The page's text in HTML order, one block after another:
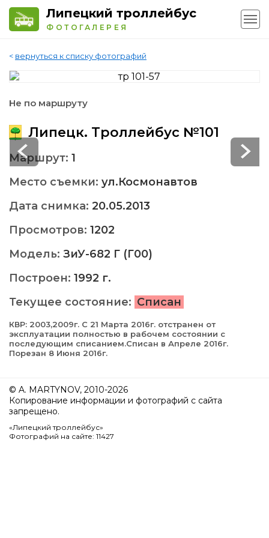
Липецкий троллейбус
ФОТОГАЛЕРЕЯ
< вернуться к списку фотографий
Не по маршруту
Липецк. Троллейбус №101
Маршрут: 1
Место съемки: ул.Космонавтов
Дата снимка: 20.05.2013
Просмотров: 1202
Модель: ЗиУ-682 Г (Г00)
Построен: 1992 г.
Текущее состояние: Списан
КВР: 2003,2009г. С 21 Марта 2016г. отстранен от
эксплуатации полностью в рабочем состоянии с
последующим списанием.Списан в Апреле 2016г.
Порезан 8 Июня 2016г.
© A. MARTYNOV, 2010-2026
Копирование информации и фотографий с сайта
запрещено.
«Липецкий троллейбус»
Фотографий на сайте: 11427